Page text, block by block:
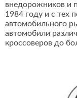
внедорожников и
1984 году и с тех
автомобильного
автомобили
кроссоверов до